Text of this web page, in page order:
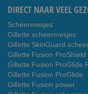
DIRECT NAAR VEEL
Scheermesjes
Gillette scheermesjes
Gillette SkinGuard
Gillette Fusion ProShield
Gillette Fusion ProGlide
Gillette Fusion ProGlide
Gillette Fusion power